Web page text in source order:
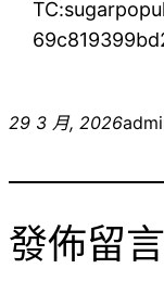
29 3 月, 2026
發佈留言